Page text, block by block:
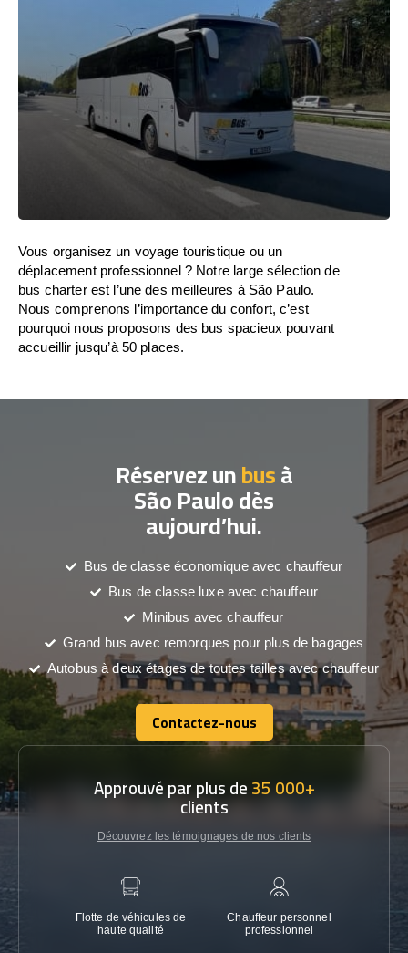
Vous organisez un voyage touristique ou un
déplacement professionnel ? Notre large sélection de
bus charter est l’une des meilleures à São Paulo.
Nous comprenons l’importance du confort, c’est
pourquoi nous proposons des bus spacieux pouvant
accueillir jusqu’à 50 places.
Réservez unbusà
São Paulo dès
aujourd’hui.
Bus de classe économique avec chauffeur
Bus de classe luxe avec chauffeur
Minibus avec chauffeur
Grand bus avec remorques pour plus de bagages
Autobus à deux étages de toutes tailles avec chauffeur
Contactez-nous
Contactez-nous
Approuvé par plus de35 000+
clients
Découvrez les témoignages de nos clients
Flotte de véhicules de
haute qualité
Chauffeur personnel
professionnel